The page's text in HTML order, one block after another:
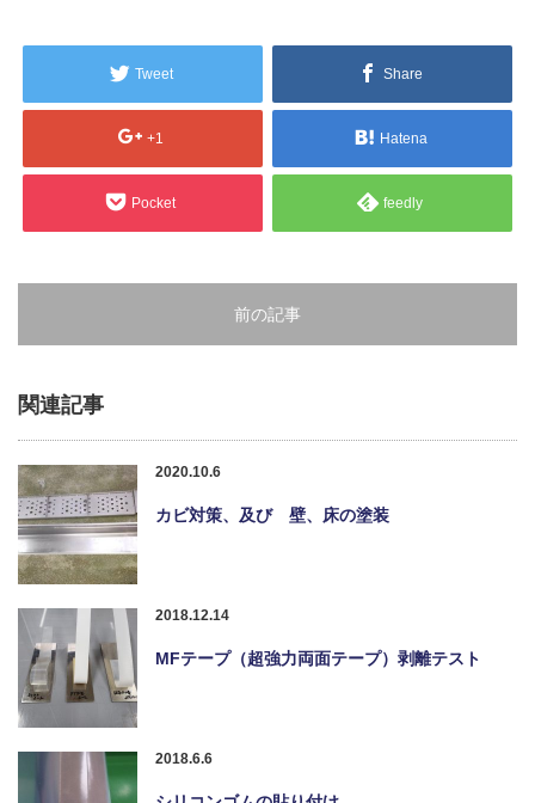
Tweet Share
+1 Hatena
Pocket feedly
前の記事
関連記事
2020.10.6
カビ対策、及び 壁、床の塗装
2018.12.14
MFテープ（超強力両面テープ）剥離テスト
2018.6.6